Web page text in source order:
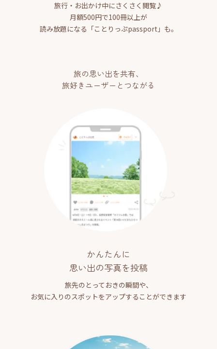
旅行・お出かけ中にさくさく閲覧♪
月額500円で100冊以上が
読み放題になる「ことりっぷpassport」も。
旅の思い出を共有、
旅好きユーザーとつながる
かんたんに
思い出の写真を投稿
旅先のとっておきの瞬間や、
お気に入りのスポットをアップすることができます